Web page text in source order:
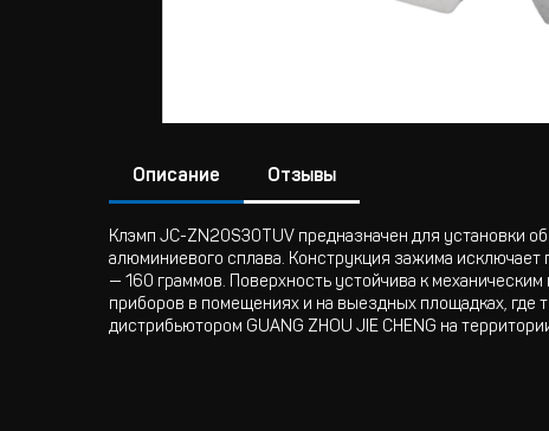
Описание Отзывы
Клэмп JC-ZN20S30TUV предназначен для установки
алюминиевого сплава. Конструкция зажима
— 160 граммов. Поверхность устойчива к
приборов в помещениях и на выездных площадках, где
дистрибьютором GUANG ZHOU JIE CHENG на